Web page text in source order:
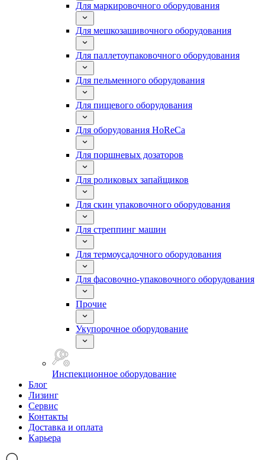
Для маркировочного оборудования
Для мешкозашивочного оборудования
Для паллетоупаковочного оборудования
Для пельменного оборудования
Для пищевого оборудования
Для оборудования HoReCa
Для поршневых дозаторов
Для роликовых запайщиков
Для скин упаковочного оборудования
Для стреппинг машин
Для термоусадочного оборудования
Для фасовочно-упаковочного оборудования
Прочие
Укупорочное оборудование
Инспекционное оборудование
Блог
Лизинг
Сервис
Контакты
Доставка и оплата
Карьера